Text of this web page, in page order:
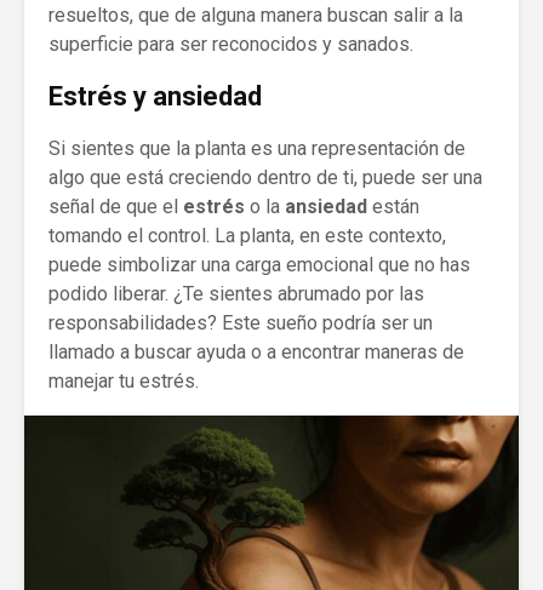
resueltos, que de alguna manera buscan salir a la
superficie para ser reconocidos y sanados.
Estrés y ansiedad
Si sientes que la planta es una representación de
algo que está creciendo dentro de ti, puede ser una
señal de que el estrés o la ansiedad están
tomando el control. La planta, en este contexto,
puede simbolizar una carga emocional que no has
podido liberar. ¿Te sientes abrumado por las
responsabilidades? Este sueño podría ser un
llamado a buscar ayuda o a encontrar maneras de
manejar tu estrés.